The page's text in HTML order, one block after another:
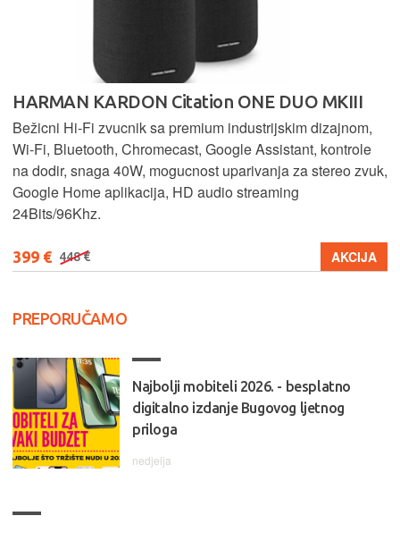
HARMAN KARDON Citation ONE DUO MKIII
Bežicni Hi-Fi zvucnik sa premium industrijskim dizajnom,
Wi-Fi, Bluetooth, Chromecast, Google Assistant, kontrole
na dodir, snaga 40W, mogucnost uparivanja za stereo zvuk,
Google Home aplikacija, HD audio streaming
24Bits/96Khz.
399 € 448 € AKCIJA
PREPORUČAMO
Najbolji mobiteli 2026. - besplatno
digitalno izdanje Bugovog ljetnog
priloga
nedjelja